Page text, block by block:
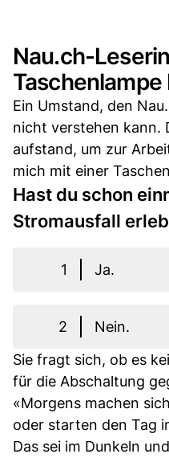
Nau.ch-
Ein Umstand, den
nicht verstehen kann.
aufstand, um zur
mich mit einer
Hast du schon
Stromausfall
1 Ja.
2
Nein.
Sie fragt sich, ob es
für die Abschaltung
«Morgens machen
oder starten den Tag
Das sei im Dunkeln